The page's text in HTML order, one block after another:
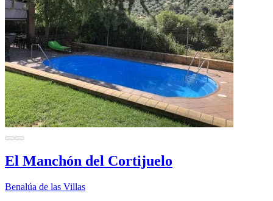
El Manchón del Cortijuelo
Benalúa de las Villas